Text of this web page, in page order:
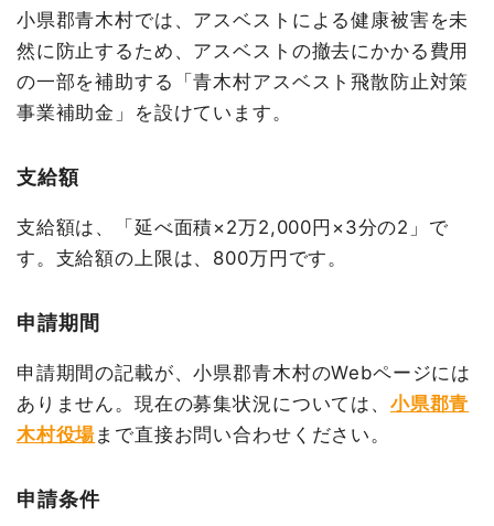
小県郡青木村では、アスベストによる健康被害を未
然に防止するため、アスベストの撤去にかかる費用
の一部を補助する「青木村アスベスト飛散防止対策
事業補助金」を設けています。
支給額
支給額は、「延べ面積×2万2,000円×3分の2」で
す。支給額の上限は、800万円です。
申請期間
申請期間の記載が、小県郡青木村のWebページには
ありません。現在の募集状況については、 小県郡青
木村役場まで直接お問い合わせください。
申請条件